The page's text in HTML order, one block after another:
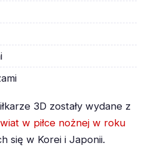
3D zostały wydane z
w piłce nożnej w roku
się w Korei i Japonii.